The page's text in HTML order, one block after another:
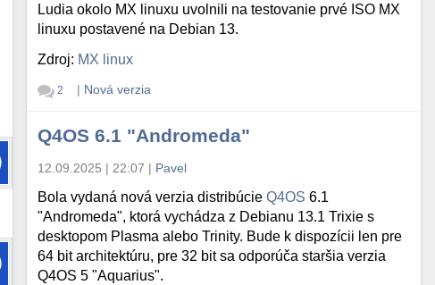
Ludia okolo MX linuxu uvolnili na testovanie prvé ISO MX
linuxu postavené na Debian 13.
Zdroj: MX linux
2 | Nová verzia
Q4OS 6.1 "Andromeda"
12.09.2025 | 22:07 | Pavel
Bola vydaná nová verzia distribúcieQ4OS 6.1
"Andromeda", ktorá vychádza z Debianu 13.1 Trixie s
desktopom Plasma alebo Trinity. Bude k dispozícii len pre
64 bit architektúru, pre 32 bit sa odporúča staršia verzia
Q4OS 5 "Aquarius".